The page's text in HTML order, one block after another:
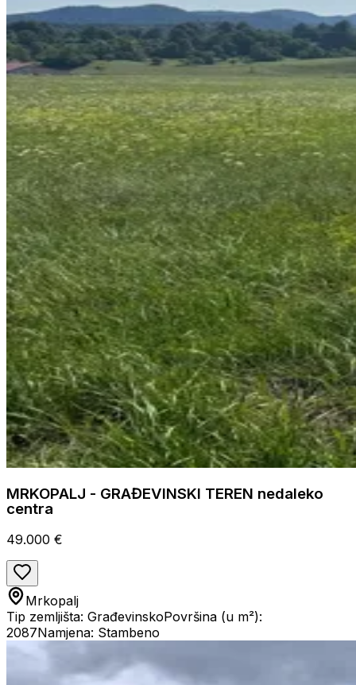
MRKOPALJ - GRAĐEVINSKI TEREN nedaleko
centra
49.000 €
Mrkopalj
Tip zemljišta: GrađevinskoPovršina (u m²):
2087Namjena: Stambeno